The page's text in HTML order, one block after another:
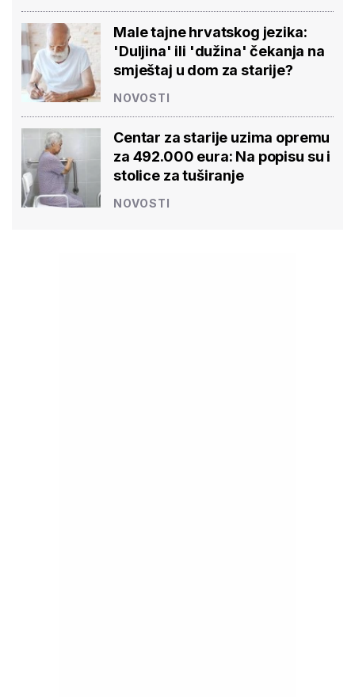
Male tajne hrvatskog jezika:
'Duljina' ili 'dužina' čekanja na
smještaj u dom za starije?
NOVOSTI
Centar za starije uzima opremu
za 492.000 eura: Na popisu su i
stolice za tuširanje
NOVOSTI